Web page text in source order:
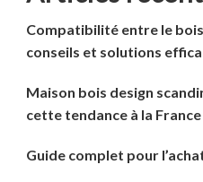
Compatibilité entre le
conseils et solutions
Maison bois design
cette tendance à la France
Guide complet pour